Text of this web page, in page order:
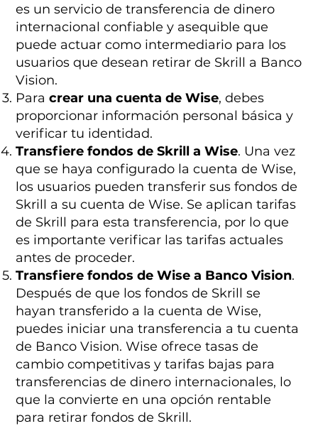
es un servicio de transferencia de dinero
internacional confiable y asequible que
puede actuar como intermediario para los
usuarios que desean retirar de Skrill a Banco
Vision.
Paracrear una cuenta de Wise, debes
proporcionar información personal básica y
verificar tu identidad.
Transfiere fondos de Skrill a Wise. Una vez
que se haya configurado la cuenta de Wise,
los usuarios pueden transferir sus fondos de
Skrill a su cuenta de Wise. Se aplican tarifas
de Skrill para esta transferencia, por lo que
es importante verificar las tarifas actuales
antes de proceder.
Transfiere fondos de Wise a Banco Vision.
Después de que los fondos de Skrill se
hayan transferido a la cuenta de Wise,
puedes iniciar una transferencia a tu cuenta
de Banco Vision. Wise ofrece tasas de
cambio competitivas y tarifas bajas para
transferencias de dinero internacionales, lo
que la convierte en una opción rentable
para retirar fondos de Skrill.